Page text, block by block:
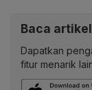
Baca
Dapatkan
fitur menarik